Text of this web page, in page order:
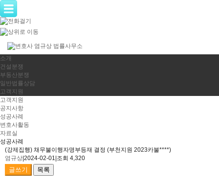
소개
건설분쟁
부동산분쟁
일반법률상담
고객지원
고객지원
공지사항
성공사례
변호사활동
자료실
성공사례
(강제집행) 채무불이행자명부등재 결정 (부천지원 2023카불****)
염규상 2024-02-01 조회 4,320
글쓰기 목록